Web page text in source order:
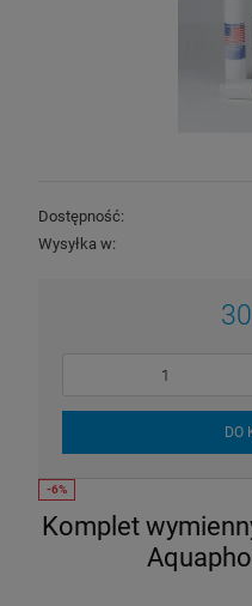
DO
Dostępność:
Wysyłka w:
DO
Komplet